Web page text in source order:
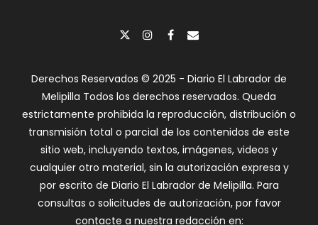
Derechos Reservados © 2025 - Diario El Labrador de
Melipilla Todos los derechos reservados. Queda
estrictamente prohibida la reproducción, distribución o
transmisión total o parcial de los contenidos de este
sitio web, incluyendo textos, imágenes, videos y
cualquier otro material, sin la autorización expresa y
por escrito de Diario El Labrador de Melipilla. Para
consultas o solicitudes de autorización, por favor
contacte a nuestra redacción en: